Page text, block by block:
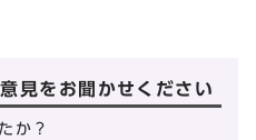
見をお聞かせください
か？